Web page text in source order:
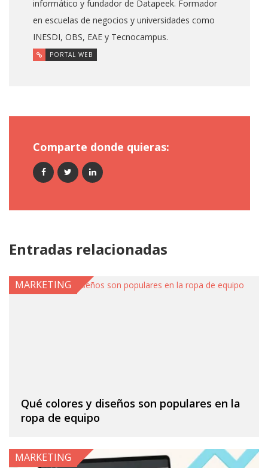
informático y fundador de Datapeek. Formador
en escuelas de negocios y universidades como
INESDI, OBS, EAE y Tecnocampus.
PORTAL WEB
Comparte donde quieras:
Entradas relacionadas
Qué colores y diseños son populares en la
ropa de equipo
MARKETING
MARKETING